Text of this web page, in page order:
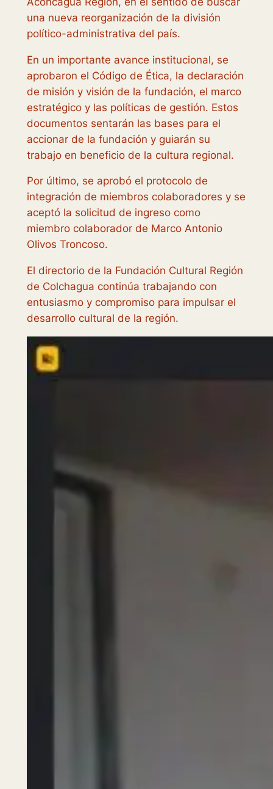
una nueva reorganización de la división
político-administrativa del país.
En un importante avance institucional, se
aprobaron el Código de Ética, la declaración
de misión y visión de la fundación, el marco
estratégico y las políticas de gestión. Estos
documentos sentarán las bases para el
accionar de la fundación y guiarán su
trabajo en beneficio de la cultura regional.
Por último, se aprobó el protocolo de
integración de miembros colaboradores y se
aceptó la solicitud de ingreso como
miembro colaborador de Marco Antonio
Olivos Troncoso.
El directorio de la Fundación Cultural Región
de Colchagua continúa trabajando con
entusiasmo y compromiso para impulsar el
desarrollo cultural de la región.